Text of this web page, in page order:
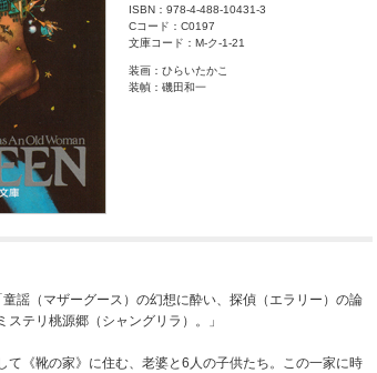
ISBN：978-4-488-10431-3
Cコード：C0197
文庫コード：M-ク-1-21
装画：ひらいたかこ
装幀：磯田和一
謡（マザーグース）の幻想に酔い、探偵（エラリー）の論
ステリ桃源郷（シャングリラ）。」
て《靴の家》に住む、老婆と6人の子供たち。この一家に時